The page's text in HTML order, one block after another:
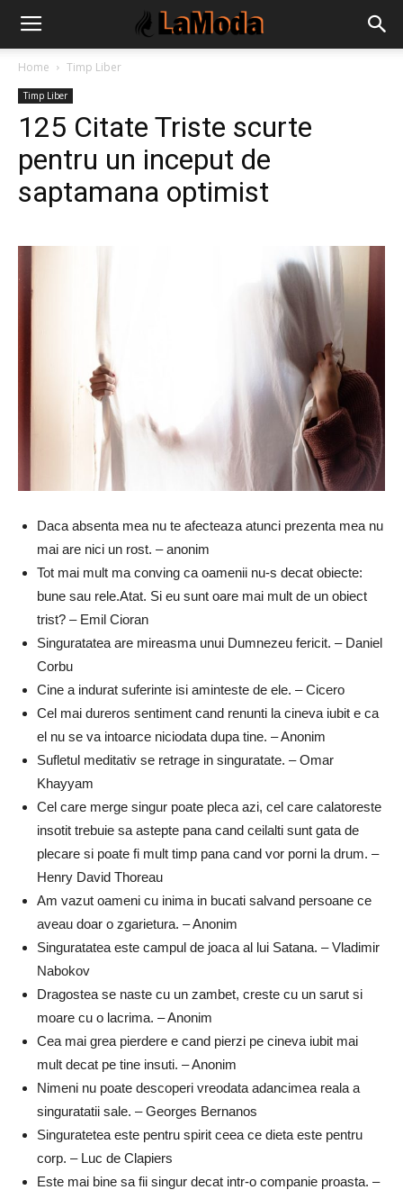
Home Timp Liber
Timp Liber
125 Citate Triste scurte
pentru un inceput de
saptamana optimist
Daca absenta mea nu te afecteaza atunci prezenta mea nu
mai are nici un rost. – anonim
Tot mai mult ma conving ca oamenii nu-s decat obiecte:
bune sau rele.Atat. Si eu sunt oare mai mult de un obiect
trist? – Emil Cioran
Singuratatea are mireasma unui Dumnezeu fericit. – Daniel
Corbu
Cine a indurat suferinte isi aminteste de ele. – Cicero
Cel mai dureros sentiment cand renunti la cineva iubit e ca
el nu se va intoarce niciodata dupa tine. – Anonim
Sufletul meditativ se retrage in singuratate. – Omar
Khayyam
Cel care merge singur poate pleca azi, cel care calatoreste
insotit trebuie sa astepte pana cand ceilalti sunt gata de
plecare si poate fi mult timp pana cand vor porni la drum. –
Henry David Thoreau
Am vazut oameni cu inima in bucati salvand persoane ce
aveau doar o zgarietura. – Anonim
Singuratatea este campul de joaca al lui Satana. – Vladimir
Nabokov
Dragostea se naste cu un zambet, creste cu un sarut si
moare cu o lacrima. – Anonim
Cea mai grea pierdere e cand pierzi pe cineva iubit mai
mult decat pe tine insuti. – Anonim
Nimeni nu poate descoperi vreodata adancimea reala a
singuratatii sale. – Georges Bernanos
Singuratetea este pentru spirit ceea ce dieta este pentru
corp. – Luc de Clapiers
Este mai bine sa fii singur decat intr-o companie proasta. –